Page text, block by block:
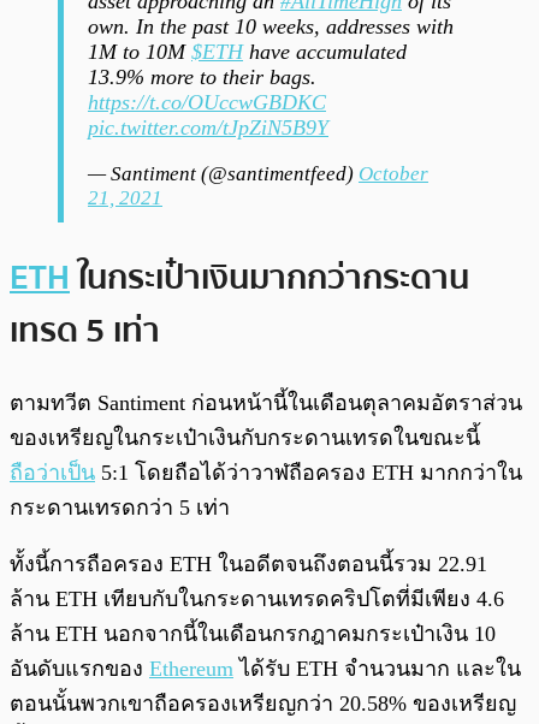
own. In the past 10 weeks, addresses with
1M to 10M $ETHhave accumulated
13.9% more to their bags.
https://t.co/OUccwGBDKC
pic.twitter.com/tJpZiN5B9Y
— Santiment (@santimentfeed) October
21, 2021
ETHในกระเป๋าเงินมากกว่ากระดาน
เทรด 5 เท่า
ตามทวีต Santiment ก่อนหน้านี้ในเดือนตุลาคมอัตราส่วน
ของเหรียญในกระเป๋าเงินกับกระดานเทรดในขณะนี้
ถือว่าเป็น 5:1 โดยถือได้ว่าวาฬถือครอง ETH มากกว่าใน
กระดานเทรดกว่า 5 เท่า
ทั้งนี้การถือครอง ETH ในอดีตจนถึงตอนนี้รวม 22.91
ล้าน ETH เทียบกับในกระดานเทรดคริปโตที่มีเพียง 4.6
ล้าน ETH นอกจากนี้ในเดือนกรกฎาคมกระเป๋าเงิน 10
อันดับแรกของ Ethereum ได้รับ ETH จำนวนมาก และใน
ตอนนั้นพวกเขาถือครองเหรียญกว่า 20.58% ของเหรียญ